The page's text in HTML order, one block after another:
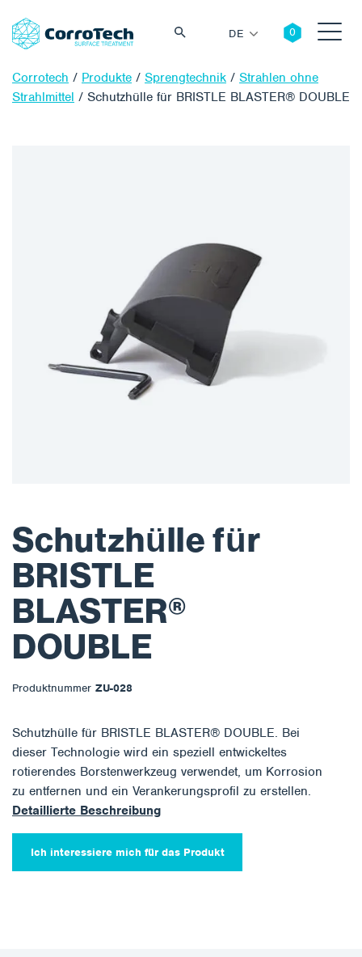
DE
Corrotech / Produkte / Sprengtechnik / Strahlen ohne
Strahlmittel / Schutzhülle für BRISTLE BLASTER® DOUBLE
Schutzhülle für
BRISTLE
BLASTER®
DOUBLE
Produktnummer ZU-028
Schutzhülle für BRISTLE BLASTER® DOUBLE. Bei
dieser Technologie wird ein speziell entwickeltes
rotierendes Borstenwerkzeug verwendet, um Korrosion
zu entfernen und ein Verankerungsprofil zu erstellen.
Detaillierte Beschreibung
Ich interessiere mich für das Produkt